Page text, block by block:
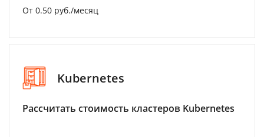
От 0.50 руб./месяц
Kubernetes
Рассчитать стоимость кластеров Kubernetes